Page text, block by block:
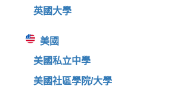
英國大學
美國
美國私立中學
美國社區學院/大學